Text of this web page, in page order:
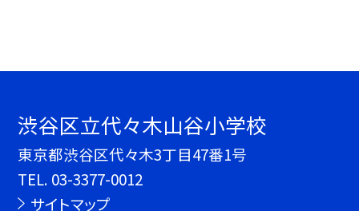
渋谷区立代々木山谷小学校
東京都渋谷区代々木3丁目47番1号
TEL. 03-3377-0012
サイトマップ